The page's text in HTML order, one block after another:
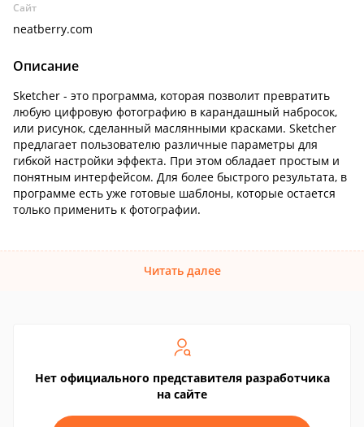
Сайт
neatberry.com
Описание
Sketcher - это программа, которая позволит превратить
любую цифровую фотографию в карандашный набросок,
или рисунок, сделанный маслянными красками. Sketcher
предлагает пользователю различные параметры для
гибкой настройки эффекта. При этом обладает простым и
понятным интерфейсом. Для более быстрого результата, в
программе есть уже готовые шаблоны, которые остается
только применить к фотографии.
Читать далее
Нет официального представителя разработчика
на сайте